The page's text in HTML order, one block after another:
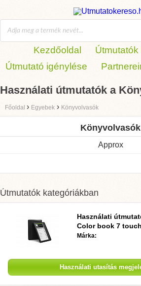
Kezdőoldal
Útmutató igénylése
Használati útmutatók a
Főoldal › Egyebek › Könyvolvasók
Könyvolvasók
Approx
Útmutatók kategóriákban
Használati
Color book 7 touch
Márka:
Használati utasítás